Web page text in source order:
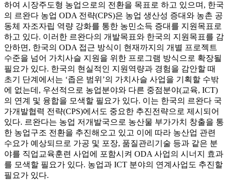
하여 시장주도형 농업으로의 전환을 목표로 하고 있으며, 한국
의 르완다 농업 ODA 전략(CPS)은 농업 생산성 증대와 농촌 공
동체 자조자립 역량 강화를 통한 농민소득 증대를 지원목표로
하고 있다. 이러한 르완다의 개발목표와 한국의 지원목표를 감
안하면, 한국의 ODA 접근 방식이 현재까지의 개별 프로젝트
수준을 넘어 가치사슬 지원을 위한 프로그램 방식으로 확장될
필요가 있다. 한국의 현실적인 지원역량과 경험을 감안할 때
초기 단계에서는 ‘좁은 범위’의 가치사슬 사업을 기획할 수밖
에 없는데, 우선적으로 농업분야와 다른 중점분야(교육, ICT)
의 연계 및 융합을 모색할 필요가 있다. 이는 한국의 르완다 국
가개발협력 전략(CPS)에서도 중요한 추진전략으로 제시되어
있다. 르완다는 농업 저개발국으로 농산물 부가가치 창출을 통
한 농업구조 전환을 추진해오고 있고 이에 따라 농산업 관련
수요가 예상되므로 가공 및 포장, 품질관리기술 등과 같은 분
야를 직업교육훈련 사업에 포함시켜 ODA 사업의 시너지 효과
를 모색할 필요가 있다. 농업과 ICT 분야의 연계사업도 추진할
필요가 있다.